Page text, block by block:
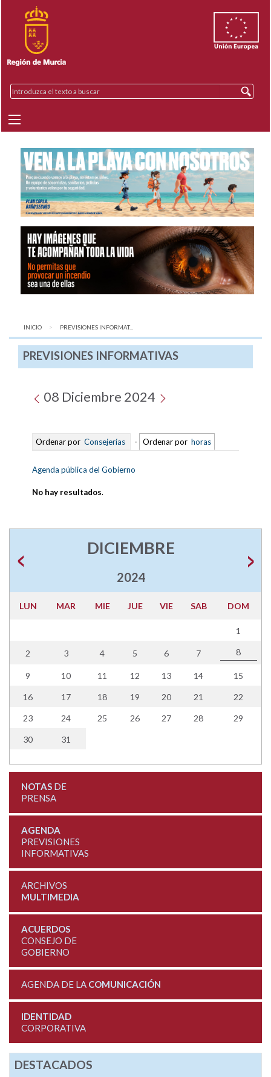
INICIO AQUÍ:
PREVISIONES INFORMAT...
PREVISIONES INFORMATIVAS
08 Diciembre 2024
Ordenar por Consejerías - Ordenar por horas
Agenda pública del Gobierno
No hay resultados.
DICIEMBRE
2024
LUN MAR MIE JUE VIE SAB DOM
1
2 3 4 5 6 7 8
9 10 11 12 13 14 15
16 17 18 19 20 21 22
23 24 25 26 27 28 29
30 31
NOTASDE
PRENSA
AGENDA
PREVISIONES
INFORMATIVAS
ARCHIVOS
MULTIMEDIA
ACUERDOS
CONSEJO DE
GOBIERNO
AGENDA DE LA COMUNICACIÓN
IDENTIDAD
CORPORATIVA
DESTACADOS